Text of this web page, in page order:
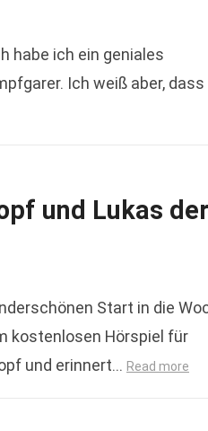
habe ich ein geniales
Ich weiß aber, dass
und Lukas der
Start in die
kostenlosen Hörspiel für
und erinnert… Read more